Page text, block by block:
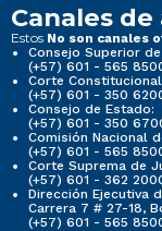
Canales
Estos No son canales
Consejo Superior
(+57) 601 - 565
Corte
(+57) 601 - 350
Consejo de Estado:
(+57) 601 - 350
Comisión Nacional
(+57) 601 - 565
Corte Suprema de
(+57) 601 - 362
Dirección Ejecutiva
Carrera 7 # 27-18,
(+57) 601 - 565